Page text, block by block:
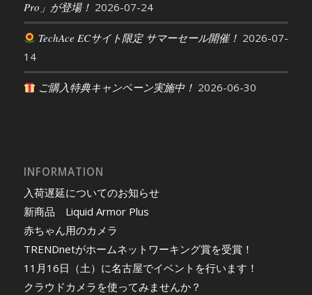
Pro」が登場！ 2026-07-24
TechAce ECサイト限定 サマーセール開催！ 2026-07-
14
ご購入特典キャンペーン実施中！ 2026-06-30
INFORMATION
入荷遅延についてのお知らせ
新商品 Liquid Armor Plus
赤ちゃん用のカメラ
TRENDnetがホームネットワーキング賞を受賞！
11月16日（土）に名古屋でイベントを行います！
クラウドカメラを使ってみませんか？